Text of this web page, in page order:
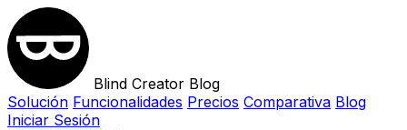
Blind Creator Blog
Solución Funcionalidades Precios Comparativa Blog
Iniciar Sesión